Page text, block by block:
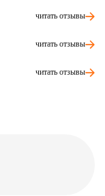
читать отзывы
читать отзывы
читать отзывы